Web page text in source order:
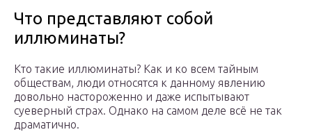
Что представляют собой
иллюминаты?
Кто такие иллюминаты? Как и ко всем тайным
обществам, люди относятся к данному явлению
довольно настороженно и даже испытывают
суеверный страх. Однако на самом деле всё не так
драматично.